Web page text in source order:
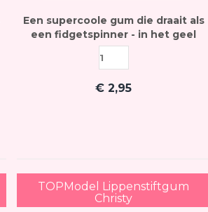
Een supercoole gum die draait als
een fidgetspinner - in het geel
€2,95
TOPModel Lippenstiftgum
Christy